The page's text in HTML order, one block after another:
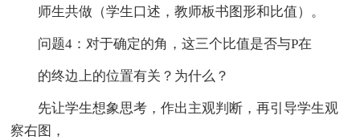
师生共做（学生口述，教师板书图形和比值）。
问题4：对于确定的角，这三个比值是否与P在
的终边上的位置有关？为什么？
先让学生想象思考，作出主观判断，再引导学生观
察右图，